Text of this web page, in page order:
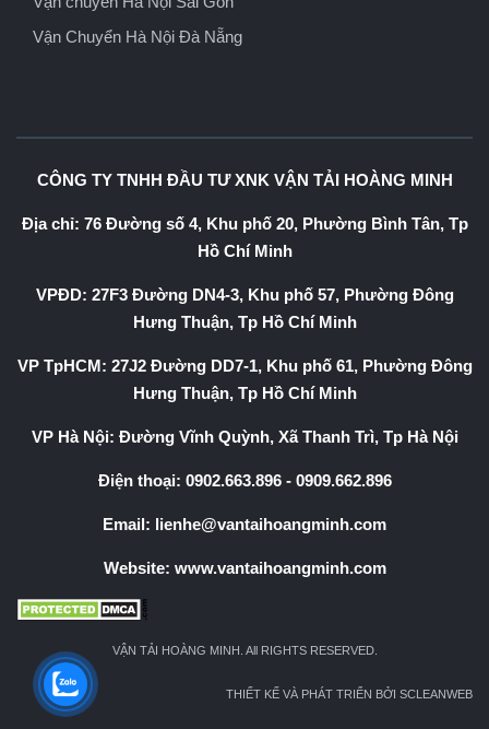
Vận Chuyển Hà Nội Đà Nẵng
CÔNG TY TNHH ĐẦU TƯ XNK VẬN TẢI HOÀNG MINH
Địa chỉ: 76 Đường số 4, Khu phố 20, Phường Bình Tân, Tp
Hồ Chí Minh
VPĐD: 27F3 Đường DN4-3, Khu phố 57, Phường Đông
Hưng Thuận, Tp Hồ Chí Minh
VP TpHCM: 27J2 Đường DD7-1, Khu phố 61, Phường Đông
Hưng Thuận, Tp Hồ Chí Minh
VP Hà Nội: Đường Vĩnh Quỳnh, Xã Thanh Trì, Tp Hà Nội
Điện thoại: 0902.663.896- 0909.662.896
Email: lienhe@vantaihoangminh.com
Website: www.vantaihoangminh.com
VẬN TẢI HOÀNG MINH. All RIGHTS RESERVED.
THIẾT KẾ VÀ PHÁT TRIỂN BỞI SCLEANWEB